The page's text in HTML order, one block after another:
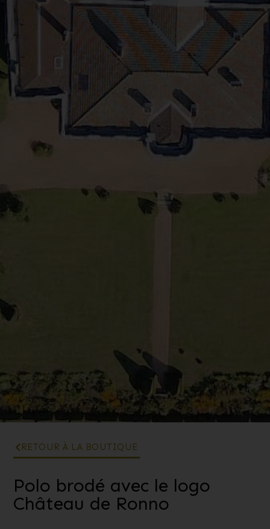
RETOUR À LA BOUTIQUE
Polo brodé avec le logo
Château de Ronno